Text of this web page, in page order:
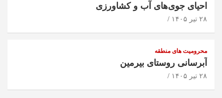
احیای جوی‌های آب و کشاورزی
۲۸ تیر ۱۴۰۵
محرومیت های منطقه
آبرسانی روستای بیرمین
۲۸ تیر ۱۴۰۵